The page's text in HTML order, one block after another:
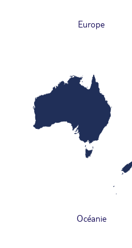
Europe
Océanie